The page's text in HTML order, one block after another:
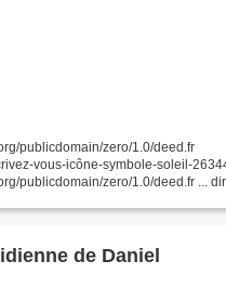
publicdomain/zero/1.0/deed.fr
vous-icône-symbole-soleil-
publicdomain/zero/1.0/deed.fr ...
de Daniel